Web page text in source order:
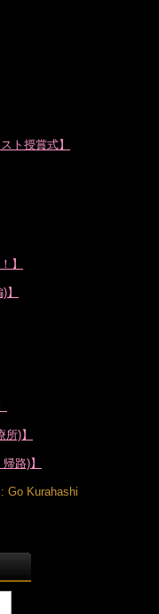
ト授賞式】
】
)】
路)】
Go Kurahashi